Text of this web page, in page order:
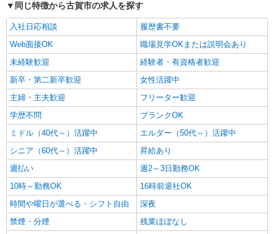
同じ特徴から古賀市の求人を探す
入社日応相談
履歴書不要
Web面接OK
職場見学OKまたは説明会あり
未経験歓迎
経験者・有資格者歓迎
新卒・第二新卒歓迎
女性活躍中
主婦・主夫歓迎
フリーター歓迎
学歴不問
ブランクOK
ミドル（40代～）活躍中
エルダー（50代～）活躍中
シニア（60代～）活躍中
昇給あり
週払い
週2～3日勤務OK
10時～勤務OK
16時前退社OK
時間や曜日が選べる・シフト自由
深夜
禁煙・分煙
残業ほぼなし